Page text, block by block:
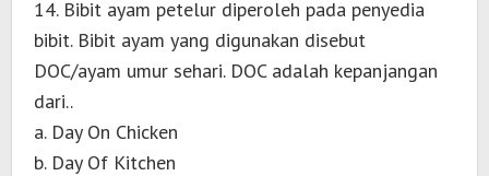
14. Bibit ayam petelur diperoleh pada penyedia
bibit. Bibit ayam yang digunakan disebut
DOC/ayam umur sehari. DOC adalah kepanjangan
dari..
a. Day On Chicken
b. Day Of Kitchen